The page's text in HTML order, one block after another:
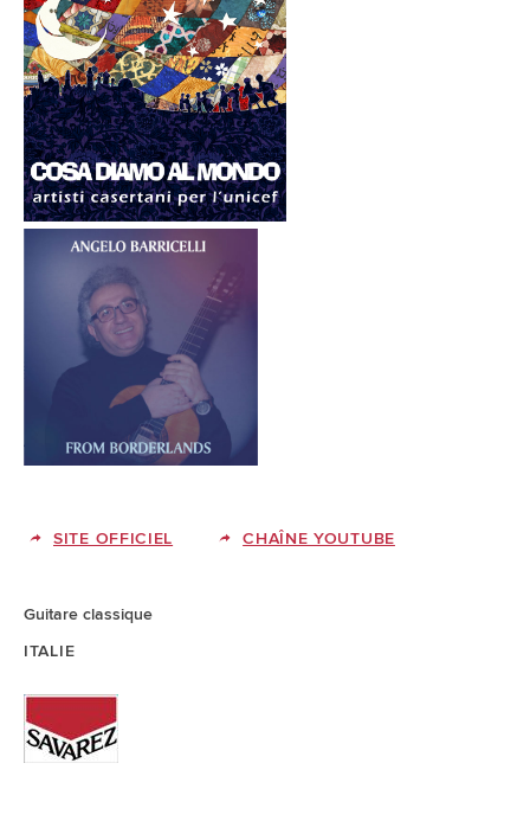
SITE OFFICIEL CHAÎNE YOUTUBE
Guitare classique
ITALIE